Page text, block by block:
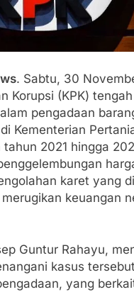
. Sabtu, 30
Korupsi (KPK) tengah
pengadaan
Kementerian
2021 hingga
karet yang
keuangan
Guntur Rahayu,
kasus
yang